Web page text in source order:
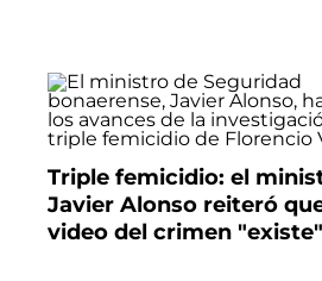
Triple femicidio: el
Javier Alonso reiteró
video del crimen "existe"